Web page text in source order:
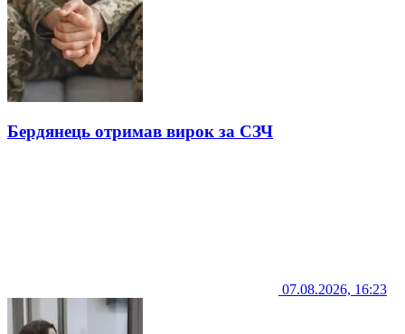
Бердянець отримав вирок за СЗЧ
07.08.2026, 16:23